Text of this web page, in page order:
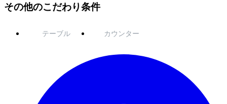
その他のこだわり条件
テーブル カウンター